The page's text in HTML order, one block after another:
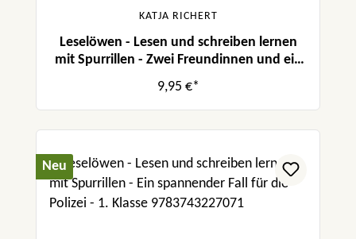
KATJA RICHERT
Leselöwen - Lesen und schreiben lernen
mit Spurrillen - Zwei Freundinnen und ein
neugieriger Welpe
9,95 €*
Neu